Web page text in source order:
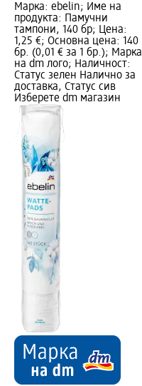
Марка: ebelin; Име на
продукта: Памучни
тампони, 140 бр; Цена:
1,25 €; Основна цена: 140
бр. (0,01 € за 1 бр.); Марка
на dm лого; Наличност:
Статус зелен Налично за
доставка, Статус сив
Изберете dm магазин